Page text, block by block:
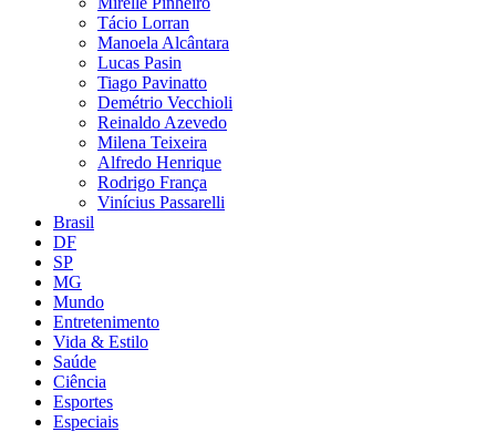
Tácio Lorran
Manoela Alcântara
Lucas Pasin
Tiago Pavinatto
Demétrio Vecchioli
Reinaldo Azevedo
Milena Teixeira
Alfredo Henrique
Rodrigo França
Vinícius Passarelli
Brasil
DF
SP
MG
Mundo
Entretenimento
Vida & Estilo
Saúde
Ciência
Esportes
Especiais